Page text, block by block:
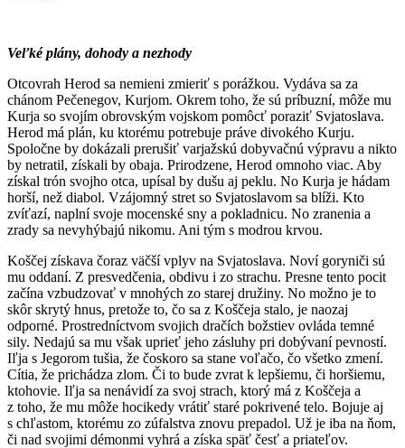
Veľké plány, dohody a nezhody
Otcovrah Herod sa nemieni zmieriť s porážkou. Vydáva sa za
chánom Pečenegov, Kurjom. Okrem toho, že sú príbuzní, môže mu
Kurja so svojím obrovským vojskom pomôcť poraziť Svjatoslava.
Herod má plán, ku ktorému potrebuje práve divokého Kurju.
Spoločne by dokázali prerušiť varjažskú dobyvačnú výpravu a nikto
by netratil, získali by obaja. Prirodzene, Herod omnoho viac. Aby
získal trón svojho otca, upísal by dušu aj peklu. No Kurja je hádam
horší, než diabol. Vzájomný stret so Svjatoslavom sa blíži. Kto
zvíťazí, naplní svoje mocenské sny a pokladnicu. No zranenia a
zrady sa nevyhýbajú nikomu. Ani tým s modrou krvou.
Koščej získava čoraz väčší vplyv na Svjatoslava. Noví goryniči sú
mu oddaní. Z presvedčenia, obdivu i zo strachu. Presne tento pocit
začína vzbudzovať v mnohých zo starej družiny. No možno je to
skôr skrytý hnus, pretože to, čo sa z Koščeja stalo, je naozaj
odporné. Prostredníctvom svojich dračích božstiev ovláda temné
sily. Nedajú sa mu však uprieť jeho zásluhy pri dobývaní pevností.
Iľja s Jegorom tušia, že čoskoro sa stane voľačo, čo všetko zmení.
Cítia, že prichádza zlom. Či to bude zvrat k lepšiemu, či horšiemu,
ktohovie. Iľja sa nenávidí za svoj strach, ktorý má z Koščeja a
z toho, že mu môže hocikedy vrátiť staré pokrivené telo. Bojuje aj
s chľastom, ktorému zo zúfalstva znovu prepadol. Už je iba na ňom,
či nad svojimi démonmi vyhrá a získa späť česť a priateľov.